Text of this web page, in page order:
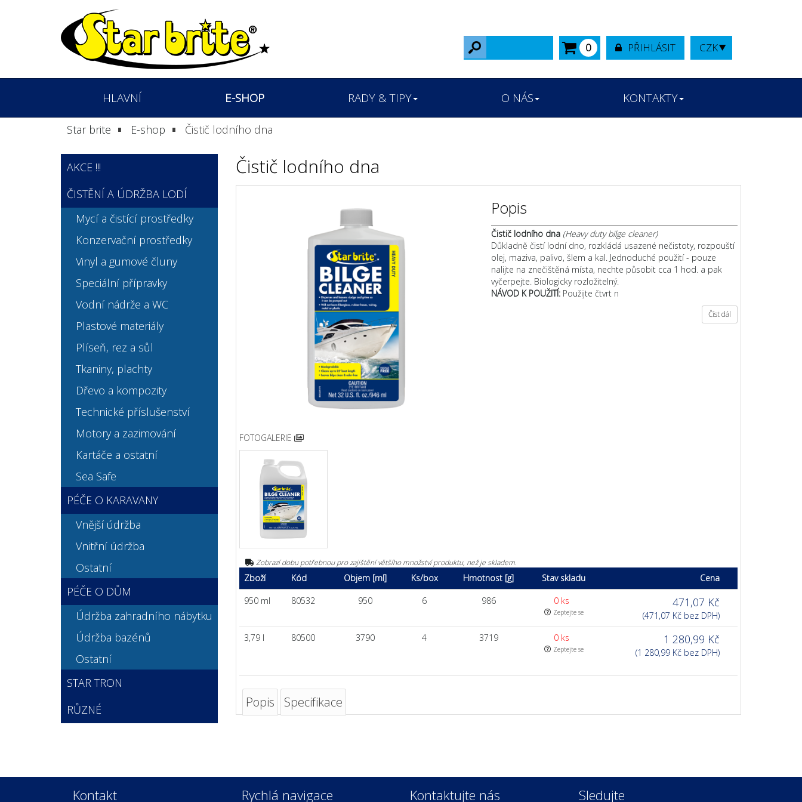
CZK
PŘIHLÁSIT
0
HLAVNÍ E-SHOP RADY & TIPY O NÁS KONTAKTY
Star brite E-shop Čistič lodního dna
Čistič lodního dna
FOTOGALERIE
Popis
Čistič lodního dna (Heavy duty bilge cleaner)
Důkladně čistí lodní dno, rozkládá usazené nečistoty, rozpouští
olej, maziva, palivo, šlem a kal. Jednoduché použití - pouze
nalijte na znečištěná místa, nechte působit cca 1 hod. a pak
vyčerpejte. Biologicky rozložitelný.
NÁVOD K POUŽITÍ: Použijte čtvrt n
Číst dál
Zobrazí dobu potřebnou pro zajištění většího množství produktu, než je skladem.
Zboží Kód Objem [ml] Ks/box Hmotnost [g] Stav skladu
Cena
950 ml
80532 950 6 986 0 ks
Zeptejte se
471,07 Kč
(471,07 Kč bez DPH)
3,79 l
80500 3790 4 3719 0 ks
Zeptejte se
1 280,99 Kč
(1 280,99 Kč bez DPH)
Popis Specifikace
AKCE !!!
ČISTĚNÍ A ÚDRŽBA LODÍ
Mycí a čistící prostředky
Konzervační prostředky
Vinyl a gumové čluny
Speciální přípravky
Vodní nádrže a WC
Plastové materiály
Plíseň, rez a sůl
Tkaniny, plachty
Dřevo a kompozity
Technické příslušenství
Motory a zazimování
Kartáče a ostatní
Sea Safe
PÉČE O KARAVANY
Vnější údržba
Vnitřní údržba
Ostatní
PÉČE O DŮM
Údržba zahradního nábytku
Údržba bazénů
Ostatní
STAR TRON
RŮZNÉ
Kontakt Rychlá navigace Kontaktujte nás Sledujte